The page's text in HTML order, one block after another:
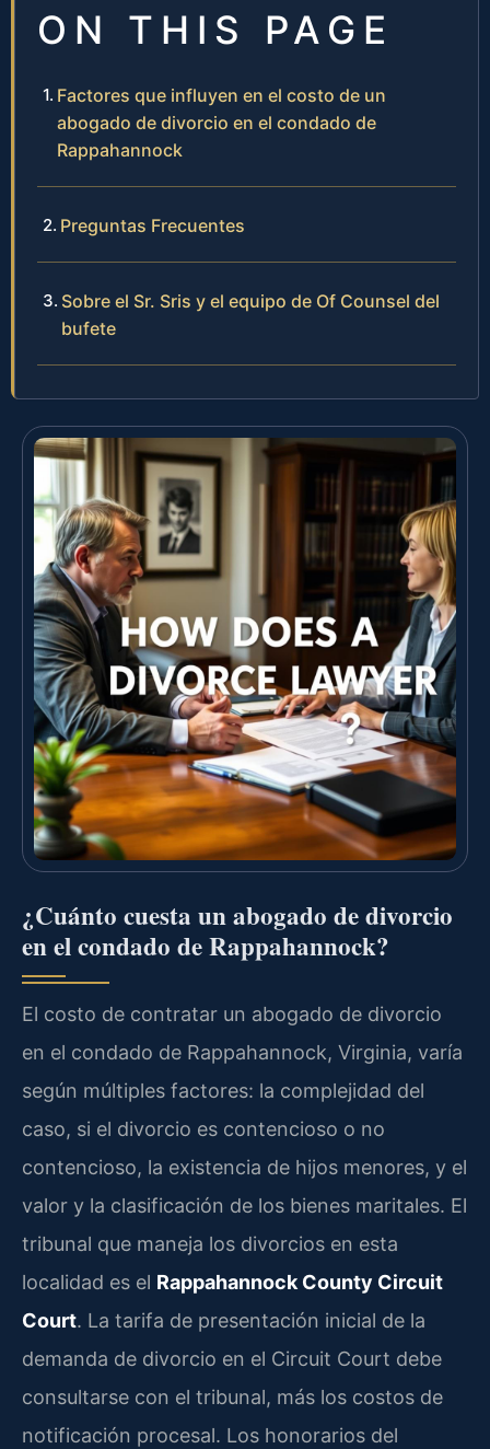
ON THIS PAGE
Factores que influyen en el costo de un
abogado de divorcio en el condado de
Rappahannock
Preguntas Frecuentes
Sobre el Sr. Sris y el equipo de Of Counsel del
bufete
¿Cuánto cuesta un abogado de divorcio
en el condado de Rappahannock?
El costo de contratar un abogado de divorcio
en el condado de Rappahannock, Virginia, varía
según múltiples factores: la complejidad del
caso, si el divorcio es contencioso o no
contencioso, la existencia de hijos menores, y el
valor y la clasificación de los bienes maritales. El
tribunal que maneja los divorcios en esta
localidad es el Rappahannock County Circuit
Court. La tarifa de presentación inicial de la
demanda de divorcio en el Circuit Court debe
consultarse con el tribunal, más los costos de
notificación procesal. Los honorarios del